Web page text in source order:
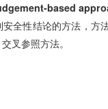
based
全性结论的方法，方
叉参照方法。